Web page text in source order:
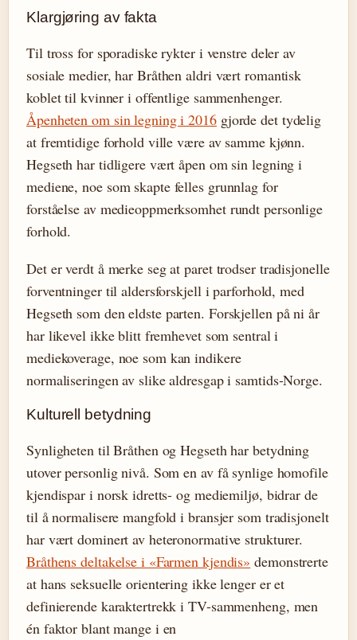
Klargjøring av fakta
Til tross for sporadiske rykter i venstre deler av
sosiale medier, har Bråthen aldri vært romantisk
koblet til kvinner i offentlige sammenhenger.
Åpenheten om sin legning i 2016gjorde det tydelig
at fremtidige forhold ville være av samme kjønn.
Hegseth har tidligere vært åpen om sin legning i
mediene, noe som skapte felles grunnlag for
forståelse av medieoppmerksomhet rundt personlige
forhold.
Det er verdt å merke seg at paret trodser tradisjonelle
forventninger til aldersforskjell i parforhold, med
Hegseth som den eldste parten. Forskjellen på ni år
har likevel ikke blitt fremhevet som sentral i
mediekoverage, noe som kan indikere
normaliseringen av slike aldresgap i samtids-Norge.
Kulturell betydning
Synligheten til Bråthen og Hegseth har betydning
utover personlig nivå. Som en av få synlige homofile
kjendispar i norsk idretts- og mediemiljø, bidrar de
til å normalisere mangfold i bransjer som tradisjonelt
har vært dominert av heteronormative strukturer.
Bråthens deltakelse i «Farmen kjendis» demonstrerte
at hans seksuelle orientering ikke lenger er et
definierende karaktertrekk i TV-sammenheng, men
én faktor blant mange i en